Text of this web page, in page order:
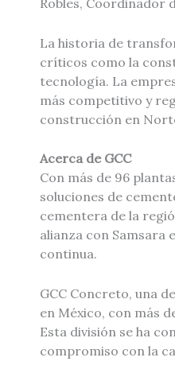
Robles, Coordinador
La historia de
críticos como la
tecnología. La
más competitivo y
construcción en
Acerca de GCC
Con más de 96
soluciones de
cementera de la
alianza con Samsara
continua.
GCC Concreto, una
en México, con más
Esta división se ha
compromiso con la